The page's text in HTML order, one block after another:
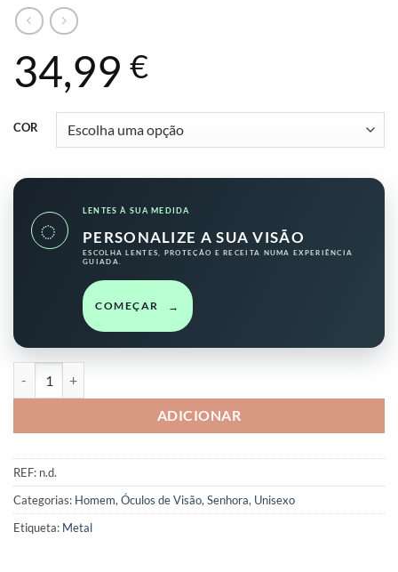
34,99 €
COR
◌
LENTES À SUA MEDIDA
PERSONALIZE A SUA VISÃO
ESCOLHA LENTES, PROTEÇÃO E RECEITA NUMA EXPERIÊNCIA
GUIADA.
COMEÇAR →
ADICIONAR
REF: n.d.
Categorias: Homem,Óculos de Visão,Senhora, Unisexo
Etiqueta: Metal